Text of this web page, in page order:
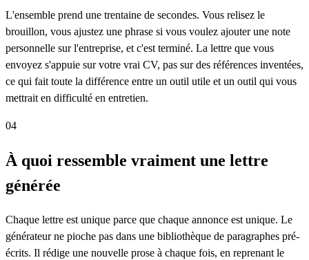
L'ensemble prend une trentaine de secondes. Vous relisez le
brouillon, vous ajustez une phrase si vous voulez ajouter une note
personnelle sur l'entreprise, et c'est terminé. La lettre que vous
envoyez s'appuie sur votre vrai CV, pas sur des références inventées,
ce qui fait toute la différence entre un outil utile et un outil qui vous
mettrait en difficulté en entretien.
04
À quoi ressemble vraiment une lettre
générée
Chaque lettre est unique parce que chaque annonce est unique. Le
générateur ne pioche pas dans une bibliothèque de paragraphes pré-
écrits. Il rédige une nouvelle prose à chaque fois, en reprenant le